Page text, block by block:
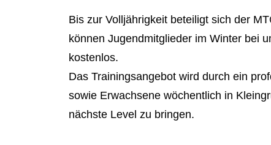
Bis zur Volljährigkeit beteiligt sich der
können Jugendmitglieder im Winter bei
kostenlos.
Das Trainingsangebot wird durch ein
sowie Erwachsene wöchentlich in
nächste Level zu bringen.